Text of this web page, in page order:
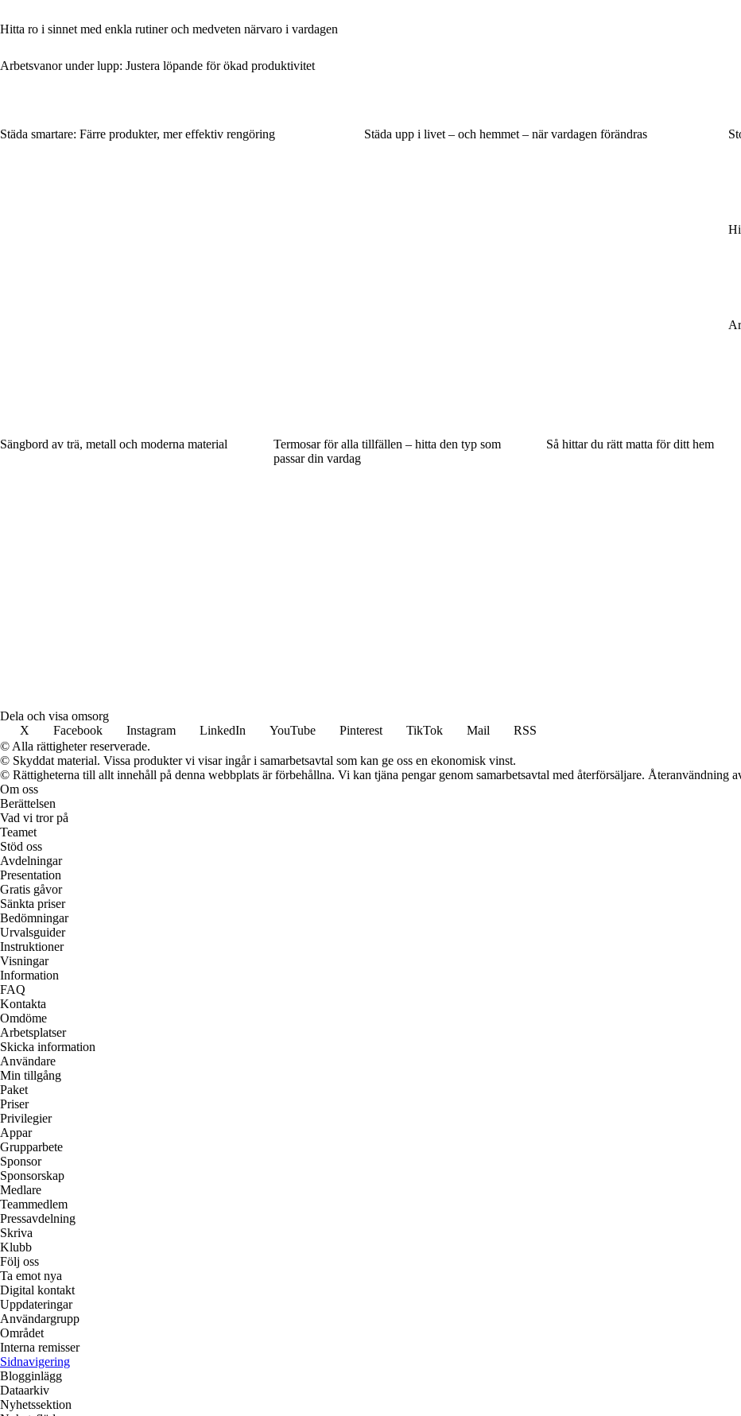
Hitta ro i sinnet med enkla rutiner och medveten närvaro i vardagen
Arbetsvanor under lupp: Justera löpande för ökad produktivitet
Städa smartare: Färre produkter, mer effektiv rengöring Städa upp i livet – och hemmet – när vardagen förändras
Sängbord av trä, metall och moderna material
Termosar för alla tillfällen – hitta den typ som
passar din vardag
Så hittar du rätt matta för ditt hem
Dela och visa omsorg
X
Facebook Instagram LinkedIn YouTube Pinterest TikTok Mail
RSS
© Alla rättigheter reserverade.
© Skyddat material. Vissa produkter vi visar ingår i samarbetsavtal som kan ge oss en ekonomisk vinst.
© Rättigheterna till allt innehåll på denna webbplats är förbehållna. Vi kan tjäna pengar genom samarbetsavtal med återförsäljare. Återanvändning
Om oss
Berättelsen
Vad vi tror på
Teamet
Stöd oss
Avdelningar
Presentation
Gratis gåvor
Sänkta priser
Bedömningar
Urvalsguider
Instruktioner
Visningar
Information
FAQ
Kontakta
Omdöme
Arbetsplatser
Skicka information
Användare
Min tillgång
Paket
Priser
Privilegier
Appar
Grupparbete
Sponsor
Sponsorskap
Medlare
Teammedlem
Pressavdelning
Skriva
Klubb
Följ oss
Ta emot nya
Digital kontakt
Uppdateringar
Användargrupp
Området
Interna remisser
Sidnavigering
Blogginlägg
Dataarkiv
Nyhetssektion